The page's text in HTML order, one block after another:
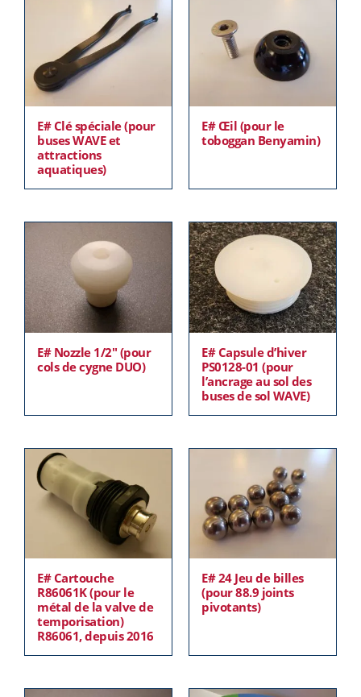
E# Clé spéciale (pour
buses WAVE et
attractions
aquatiques)
E# Œil (pour le
toboggan Benyamin)
E# Nozzle 1/2″ (pour
cols de cygne DUO)
E# Capsule d’hiver
PS0128-01 (pour
l’ancrage au sol des
buses de sol WAVE)
E# Cartouche
R86061K (pour le
métal de la valve de
temporisation)
R86061, depuis 2016
E# 24 Jeu de billes
(pour 88.9 joints
pivotants)